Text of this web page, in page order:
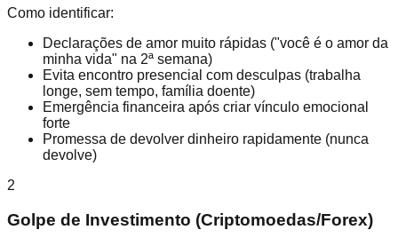
Como identificar:
Declarações de amor muito rápidas ("você é o amor da
minha vida" na 2ª semana)
Evita encontro presencial com desculpas (trabalha
longe, sem tempo, família doente)
Emergência financeira após criar vínculo emocional
forte
Promessa de devolver dinheiro rapidamente (nunca
devolve)
2
Golpe de Investimento (Criptomoedas/Forex)